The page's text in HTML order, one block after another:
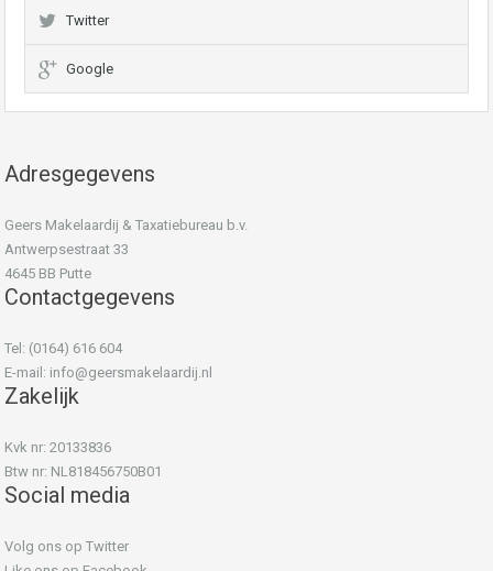
Twitter
Google
Adresgegevens
Geers Makelaardij & Taxatiebureau b.v.
Antwerpsestraat 33
4645 BB Putte
Contactgegevens
Tel: (0164) 616 604
E-mail: info@geersmakelaardij.nl
Zakelijk
Kvk nr: 20133836
Btw nr: NL818456750B01
Social media
Volg ons op Twitter